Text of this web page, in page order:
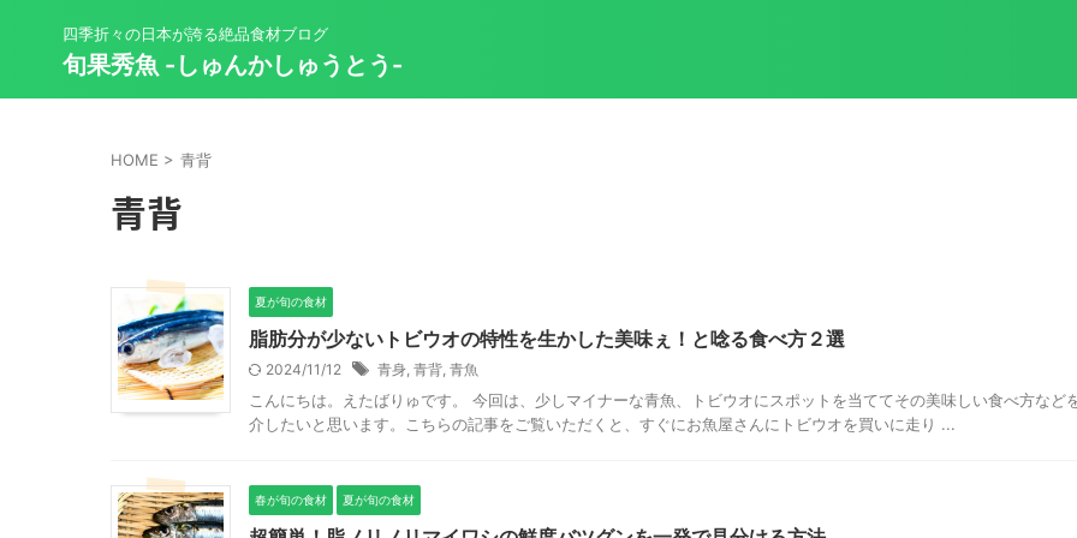
四季折々の日本が誇る絶品食材ブログ
旬果秀魚 -しゅんかしゅうとう-
HOME > 青背
青背
夏が旬の食材
脂肪分が少ないトビウオの特性を生かした美味ぇ！と唸る食べ方２選
2024/11/12 青身, 青背, 青魚
こんにちは。えたばりゅです。 今回は、少しマイナーな青魚、トビウオにスポットを当ててその美味しい食べ方など
介したいと思います。こちらの記事をご覧いただくと、すぐにお魚屋さんにトビウオを買いに走り ...
春が旬の食材 夏が旬の食材